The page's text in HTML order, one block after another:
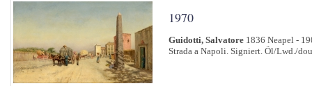
1970
Guidotti, Salvatore 1836 Neapel -
Strada a Napoli. Signiert. Öl/Lwd./